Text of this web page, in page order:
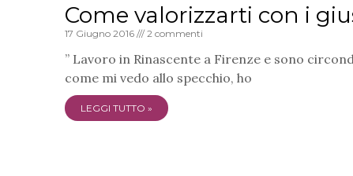
Come valorizzarti con i
17 Giugno 2016 2 commenti
” Lavoro in Rinascente a Firenze e sono
come mi vedo allo specchio, ho
LEGGI TUTTO »